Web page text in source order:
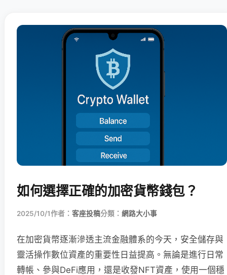
如何選擇正確的加密貨幣錢包？
2025/10/1作者： 客座投稿分類： 網路大小事
在加密貨幣逐漸滲透主流金融體系的今天，安全儲存與
靈活操作數位資產的重要性日益提高。無論是進行日常
轉帳、參與DeFi應用，還是收發NFT資產，使用一個穩